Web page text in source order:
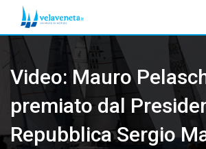
content
Video: Mauro
premiato dal
Repubblica Sergio